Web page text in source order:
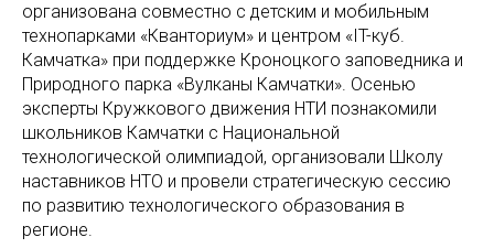
организована совместно с детским и мобильным
технопарками «Кванториум» и центром «IT-куб.
Камчатка» при поддержке Кроноцкого заповедника и
Природного парка «Вулканы Камчатки». Осенью
эксперты Кружкового движения НТИ познакомили
школьников Камчатки с Национальной
технологической олимпиадой, организовали Школу
наставников НТО и провели стратегическую сессию
по развитию технологического образования в
регионе.